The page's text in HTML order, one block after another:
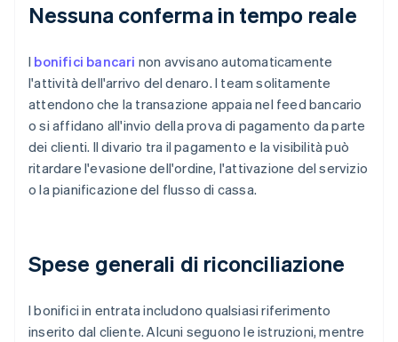
Nessuna conferma in tempo reale
I bonifici bancari non avvisano automaticamente
l'attività dell'arrivo del denaro. I team solitamente
attendono che la transazione appaia nel feed bancario
o si affidano all'invio della prova di pagamento da parte
dei clienti. Il divario tra il pagamento e la visibilità può
ritardare l'evasione dell'ordine, l'attivazione del servizio
o la pianificazione del flusso di cassa.
Spese generali di riconciliazione
I bonifici in entrata includono qualsiasi riferimento
inserito dal cliente. Alcuni seguono le istruzioni, mentre